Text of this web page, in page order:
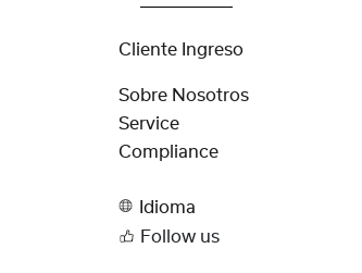
Cliente Ingreso
Sobre Nosotros
Service
Compliance
Idioma
Follow us